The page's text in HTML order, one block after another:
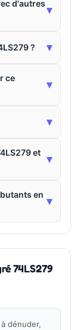
d'autres
▾
? ▾
ce
▾
▾
et
▾
en
▾
74LS279
dénuder,